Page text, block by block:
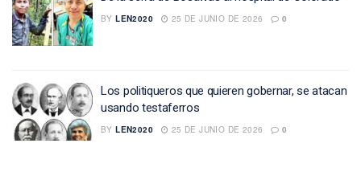
BY LEN2020 25 DE JUNIO DE 2026 0
Los politiqueros que quieren gobernar, se atacan
usando testaferros
BY LEN2020 25 DE JUNIO DE 2026 0